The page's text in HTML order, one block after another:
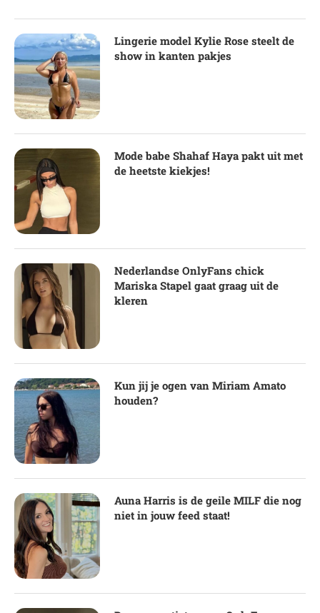
Lingerie model Kylie Rose steelt de
show in kanten pakjes
Mode babe Shahaf Haya pakt uit met
de heetste kiekjes!
Nederlandse OnlyFans chick
Mariska Stapel gaat graag uit de
kleren
Kun jij je ogen van Miriam Amato
houden?
Auna Harris is de geile MILF die nog
niet in jouw feed staat!